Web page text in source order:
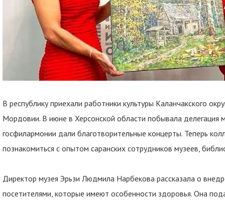
В республику приехали работники культуры Каланчакского
Мордовии. В июне в Херсонской области побывала делегация
госфилармонии дали благотворительные концерты. Теперь
познакомиться с опытом саранских сотрудников музеев,
Директор музея Эрьзи Людмила Нарбекова рассказала о
посетителями, которые имеют особенности здоровья. Она